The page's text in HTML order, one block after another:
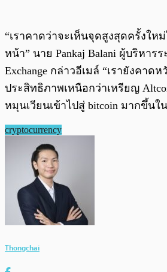
“เราคาดว่าจะเห็นจุดสูงสุดครั้งให
หน้า” นาย Pankaj Balani ผู้บริหาร
Exchange กล่าวอีเมล์ “เรายังคาดห
ประสิทธิภาพเหนือกว่าเหรียญ
หมุนเวียนเข้าไปสู่ bitcoin มากขึ้นใ
cryptocurrency
Thongchai